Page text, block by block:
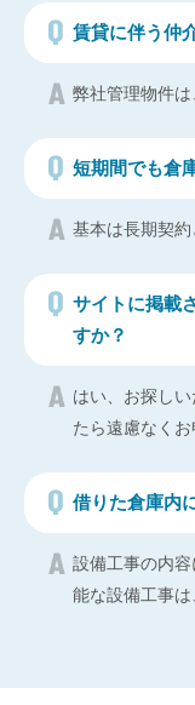
賃貸に伴う仲
弊社管理物件は
短期間でも倉
基本は長期契約
サイトに掲載
すか？
はい、お探し
たら遠慮なくお
借りた倉庫内
設備工事の内
能な設備工事は